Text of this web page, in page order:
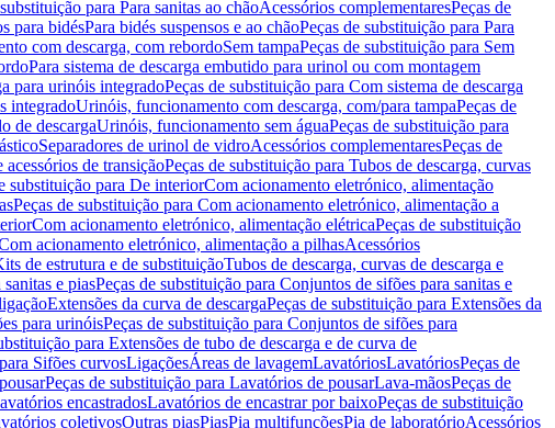
para Para sanitas ao chãoAcessórios complementaresPeças de
para bidésPara bidés suspensos e ao chãoPeças de substituição para Para
com descarga, com rebordoSem tampaPeças de substituição para Sem
Para sistema de descarga embutido para urinol ou com montagem
para urinóis integradoPeças de substituição para Com sistema de descarga
integradoUrinóis, funcionamento com descarga, com/para tampaPeças de
de descargaUrinóis, funcionamento sem águaPeças de substituição para
Separadores de urinol de vidroAcessórios complementaresPeças de
acessórios de transiçãoPeças de substituição para Tubos de descarga, curvas
substituição para De interiorCom acionamento eletrónico, alimentação
Peças de substituição para Com acionamento eletrónico, alimentação a
Com acionamento eletrónico, alimentação elétricaPeças de substituição
acionamento eletrónico, alimentação a pilhasAcessórios
de estrutura e de substituiçãoTubos de descarga, curvas de descarga e
e piasPeças de substituição para Conjuntos de sifões para sanitas e
Extensões da curva de descargaPeças de substituição para Extensões da
para urinóisPeças de substituição para Conjuntos de sifões para
para Extensões de tubo de descarga e de curva de
Sifões curvosLigaçõesÁreas de lavagemLavatóriosLavatóriosPeças de
Peças de substituição para Lavatórios de pousarLava-mãosPeças de
encastradosLavatórios de encastrar por baixoPeças de substituição
coletivosOutras piasPiasPia multifunçõesPia de laboratórioAcessórios